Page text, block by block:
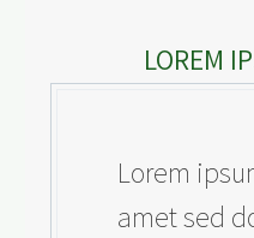
LOREM
…Lorem
amet sed